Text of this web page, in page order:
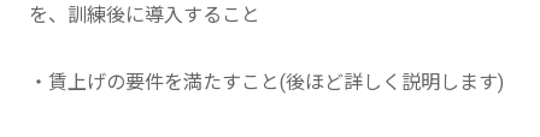
を、訓練後に導入すること
・賃上げの要件を満たすこと(後ほど詳しく説明します)